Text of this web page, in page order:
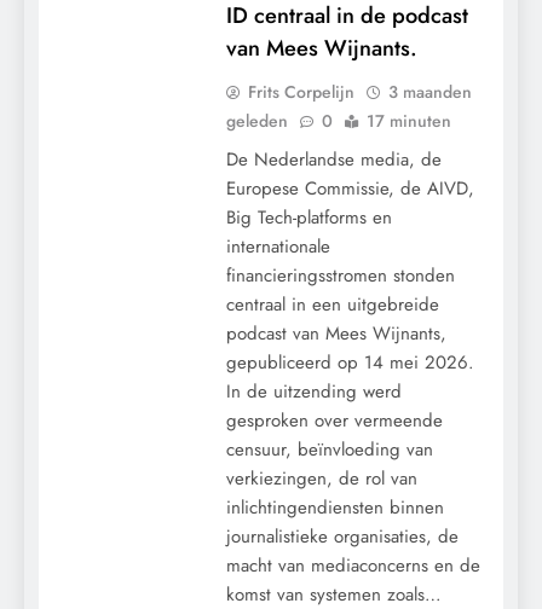
ID centraal in de podcast
van Mees Wijnants.
Frits Corpelijn
3 maanden
geleden
0 17 minuten
De Nederlandse media, de
Europese Commissie, de AIVD,
Big Tech-platforms en
internationale
financieringsstromen stonden
centraal in een uitgebreide
podcast van Mees Wijnants,
gepubliceerd op 14 mei 2026.
In de uitzending werd
gesproken over vermeende
censuur, beïnvloeding van
verkiezingen, de rol van
inlichtingendiensten binnen
journalistieke organisaties, de
macht van mediaconcerns en de
komst van systemen zoals…